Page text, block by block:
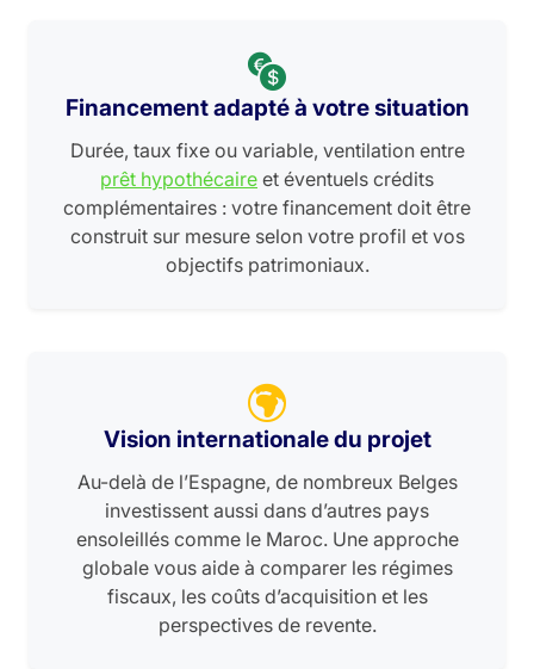
Financement adapté à votre situation
Durée, taux fixe ou variable, ventilation entre
prêt hypothécaire et éventuels crédits
complémentaires : votre financement doit être
construit sur mesure selon votre profil et vos
objectifs patrimoniaux.
Vision internationale du projet
Au-delà de l’Espagne, de nombreux Belges
investissent aussi dans d’autres pays
ensoleillés comme le Maroc. Une approche
globale vous aide à comparer les régimes
fiscaux, les coûts d’acquisition et les
perspectives de revente.